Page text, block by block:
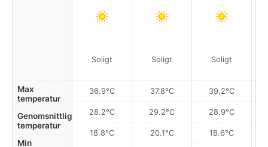
Max
temperatur
Genomsnittlig
temperatur
Min
Soligt
36.9°C
28.2°C
18.8°C
Soligt
37.8°C
29.2°C
20.1°C
Soligt
39.2°C
28.9°C
18.6°C